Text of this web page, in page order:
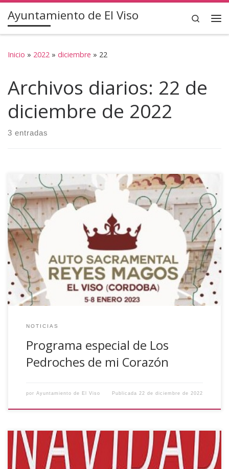
Saltar al contenido
Ayuntamiento de El Viso Search
Inicio » 2022 » diciembre » 22
Archivos diarios: 22 de
diciembre de 2022
3 entradas
Os dejamos el enlace del video del programa de la página
de Facebook de La Paralela de Los Pedroches de mi
Corazón dedicado al Auto Sacramental de los Reyes
Magos, para que podáis visualizarlo.
https://www.facebook.com/LaParalelaOcioyEscuela/videos/
1343770209765505/ ¡No os lo podéis perder!
NOTICIAS
Programa especial de Los
Pedroches de mi Corazón
por Ayuntamiento de El Viso Publicada 22 de diciembre de 2022